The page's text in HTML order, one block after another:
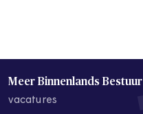
Meer Binnenlands Bestuur
vacatures